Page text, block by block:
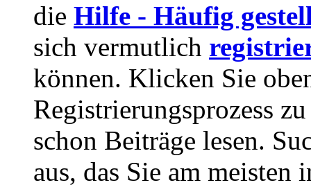
die Hilfe - Häufig
sich vermutlich
können. Klicken Sie
Registrierungsprozess
schon Beiträge lesen.
aus, das Sie am meisten